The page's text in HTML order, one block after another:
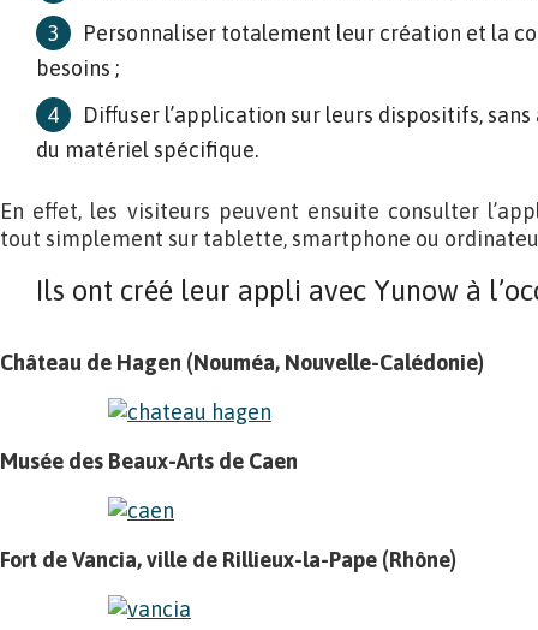
Personnaliser totalement leur création et la
besoins ;
Diffuser l’application sur leurs dispositifs,
du matériel spécifique.
En effet, les visiteurs peuvent ensuite consulter
tout simplement sur tablette, smartphone ou
Ils ont créé leur appli avec Yunow à
Château de Hagen (Nouméa, Nouvelle-Calédonie)
Musée des Beaux-Arts de Caen
Fort de Vancia, ville de Rillieux-la-Pape (Rhône)